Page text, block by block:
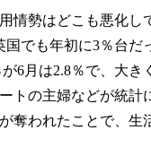
情勢はどこも悪化し
でも年初に3％台だ
6月は2.8％で、大き
トの主婦などが統計
奪われたことで、生